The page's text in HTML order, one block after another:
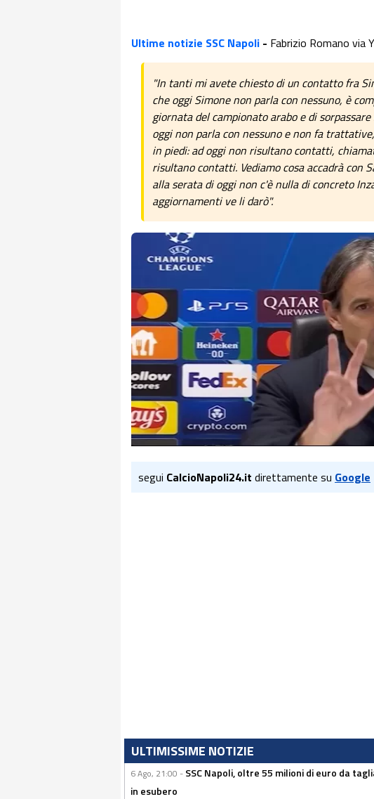
Ultime notizie SSC Napoli - Fabrizio Romano via
"In tanti mi avete chiesto di un contatto fra
che oggi Simone non parla con nessuno, è
giornata del campionato arabo e di
oggi non parla con nessuno e non fa
in piedi: ad oggi non risultano contatti,
risultano contatti. Vediamo cosa accadrà con
alla serata di oggi non c'è nulla di concreto
aggiornamenti ve li darò".
segui CalcioNapoli24.it direttamente su Google
ULTIMISSIME NOTIZIE
6 Ago, 21:00 - SSC Napoli, oltre 55 milioni di euro da
in esubero